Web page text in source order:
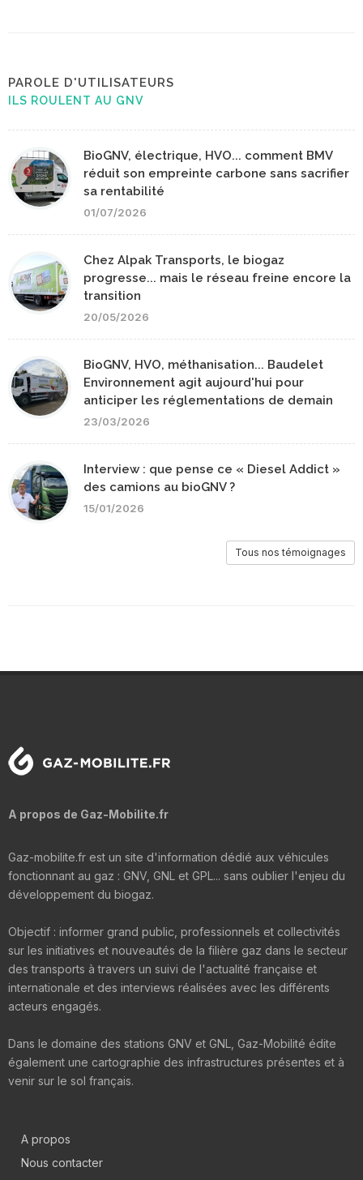
PAROLE D'UTILISATEURS
ILS ROULENT AU GNV
BioGNV, électrique, HVO... comment BMV
réduit son empreinte carbone sans sacrifier
sa rentabilité
01/07/2026
Chez Alpak Transports, le biogaz
progresse... mais le réseau freine encore la
transition
20/05/2026
BioGNV, HVO, méthanisation... Baudelet
Environnement agit aujourd'hui pour
anticiper les réglementations de demain
23/03/2026
Interview : que pense ce « Diesel Addict »
des camions au bioGNV ?
15/01/2026
Tous nos témoignages
A propos de Gaz-Mobilite.fr
Gaz-mobilite.fr est un site d'information dédié aux véhicules
fonctionnant au gaz : GNV, GNL et GPL... sans oublier l'enjeu du
développement du biogaz.
Objectif : informer grand public, professionnels et collectivités
sur les initiatives et nouveautés de la filière gaz dans le secteur
des transports à travers un suivi de l'actualité française et
internationale et des interviews réalisées avec les différents
acteurs engagés.
Dans le domaine des stations GNV et GNL, Gaz-Mobilité édite
également une cartographie des infrastructures présentes et à
venir sur le sol français.
A propos
Nous contacter